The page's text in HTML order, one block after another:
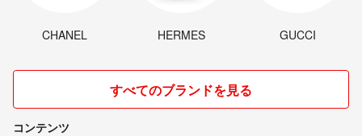
CHANEL HERMES GUCCI
すべてのブランドを見る
コンテンツ